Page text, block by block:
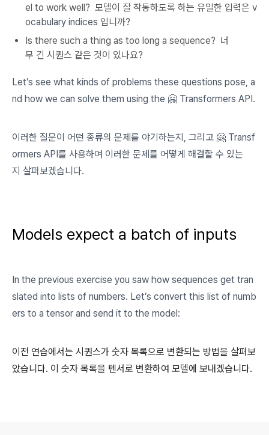
el to work well? 모델이 잘 작동하도록 하는 유일한 입력은 v
ocabulary indices 입니까?
Is there such a thing as too long a sequence? 너
무 긴 시퀀스 같은 것이 있나요?
Let’s see what kinds of problems these questions pose, a
nd how we can solve them using the 🤗 Transformers API.
이러한 질문이 어떤 종류의 문제를 야기하는지, 그리고 🤗 Transf
ormers API를 사용하여 이러한 문제를 어떻게 해결할 수 있는
지 살펴보겠습니다.
Models expect a batch of inputs
In the previous exercise you saw how sequences get tran
slated into lists of numbers. Let’s convert this list of numb
ers to a tensor and send it to the model:
이전 연습에서는 시퀀스가 숫자 목록으로 변환되는 방법을 살펴보
았습니다. 이 숫자 목록을 텐서로 변환하여 모델에 보내겠습니다.